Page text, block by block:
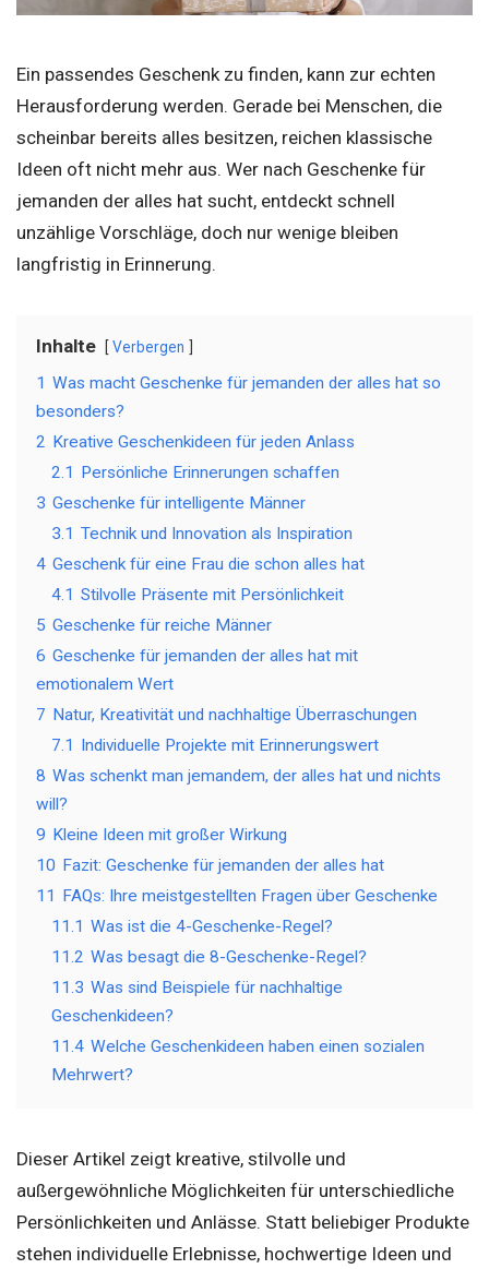
Ein passendes Geschenk zu finden, kann zur echten
Herausforderung werden. Gerade bei Menschen, die
scheinbar bereits alles besitzen, reichen klassische
Ideen oft nicht mehr aus. Wer nach Geschenke für
jemanden der alles hat sucht, entdeckt schnell
unzählige Vorschläge, doch nur wenige bleiben
langfristig in Erinnerung.
Inhalte Verbergen
1 Was macht Geschenke für jemanden der alles hat so
besonders?
2 Kreative Geschenkideen für jeden Anlass
2.1 Persönliche Erinnerungen schaffen
3 Geschenke für intelligente Männer
3.1 Technik und Innovation als Inspiration
4 Geschenk für eine Frau die schon alles hat
4.1 Stilvolle Präsente mit Persönlichkeit
5 Geschenke für reiche Männer
6 Geschenke für jemanden der alles hat mit
emotionalem Wert
7 Natur, Kreativität und nachhaltige Überraschungen
7.1 Individuelle Projekte mit Erinnerungswert
8 Was schenkt man jemandem, der alles hat und nichts
will?
9 Kleine Ideen mit großer Wirkung
10 Fazit: Geschenke für jemanden der alles hat
11 FAQs: Ihre meistgestellten Fragen über Geschenke
11.1 Was ist die 4-Geschenke-Regel?
11.2 Was besagt die 8-Geschenke-Regel?
11.3 Was sind Beispiele für nachhaltige
Geschenkideen?
11.4 Welche Geschenkideen haben einen sozialen
Mehrwert?
Dieser Artikel zeigt kreative, stilvolle und
außergewöhnliche Möglichkeiten für unterschiedliche
Persönlichkeiten und Anlässe. Statt beliebiger Produkte
stehen individuelle Erlebnisse, hochwertige Ideen und